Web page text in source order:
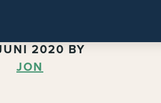
2020 BY
JON